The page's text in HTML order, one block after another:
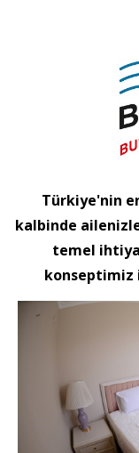
Türkiye'nin
kalbinde
temel
konseptimiz